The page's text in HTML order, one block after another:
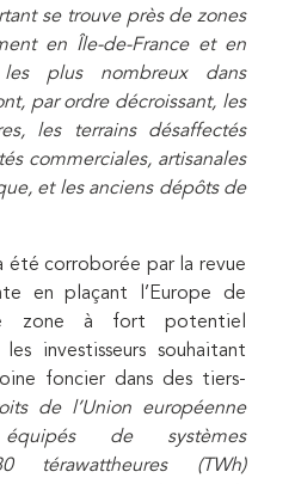
se trouve près de zones
en Île-de-France et en
plus nombreux dans
par ordre décroissant, les
les terrains désaffectés
commerciales, artisanales
et les anciens dépôts de
été corroborée par la revue
en plaçant l’Europe de
zone à fort potentiel
investisseurs souhaitant
foncier dans des tiers-
de l’Union européenne
de systèmes
térawattheures (TWh)